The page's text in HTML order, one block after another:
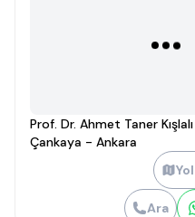
Prof. Dr. Ahmet Taner
Çankaya - Ankara
Ara